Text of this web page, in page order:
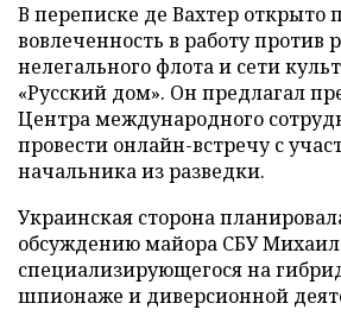
В переписке де Вахтер открыто
вовлеченность в работу против
нелегального флота и сети
«Русский дом». Он предлагал
Центра международного
провести онлайн-встречу с
начальника из разведки.
Украинская сторона
обсуждению майора СБУ
специализирующегося на
шпионаже и диверсионной